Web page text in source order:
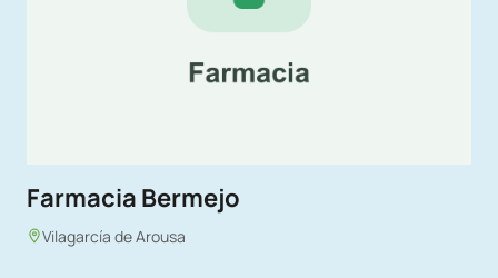
Farmacia Bermejo
Vilagarcía de Arousa